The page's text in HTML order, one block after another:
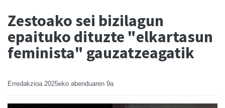
Zestoako sei bizilagun
epaituko dituzte "elkartasun
feminista" gauzatzeagatik
Erredakzioa 2025eko abenduaren 9a